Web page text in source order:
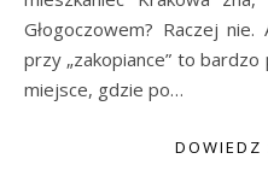
Głogoczowem? Raczej
przy „zakopiance” to
miejsce, gdzie po…
DOWIEDZ